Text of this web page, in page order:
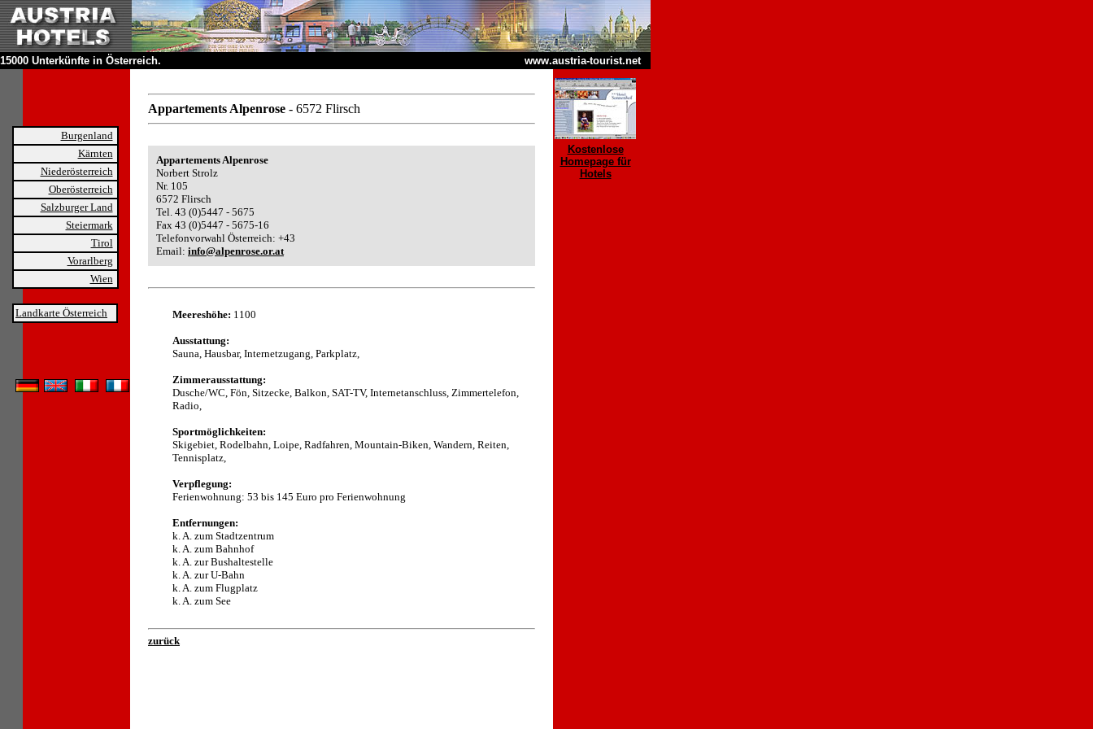
15000 Unterkünfte in Österreich. www.austria-tourist.net
Burgenland
Kärnten
Niederösterreich
Oberösterreich
Salzburger Land
Steiermark
Tirol
Vorarlberg
Wien
Landkarte Österreich
Appartements Alpenrose - 6572 Flirsch
Appartements Alpenrose
Norbert Strolz
Nr. 105
6572 Flirsch
Tel. 43 (0)5447 - 5675
Fax 43 (0)5447 - 5675-16
Telefonvorwahl Österreich: +43
Email: info@alpenrose.or.at
Meereshöhe: 1100
Ausstattung:
Sauna, Hausbar, Internetzugang, Parkplatz,
Zimmerausstattung:
Dusche/WC, Fön, Sitzecke, Balkon, SAT-TV, Internetanschluss, Zimmertelefon,
Radio,
Sportmöglichkeiten:
Skigebiet, Rodelbahn, Loipe, Radfahren, Mountain-Biken, Wandern, Reiten,
Tennisplatz,
Verpflegung:
Ferienwohnung: 53 bis 145 Euro pro Ferienwohnung
Entfernungen:
k. A. zum Stadtzentrum
k. A. zum Bahnhof
k. A. zur Bushaltestelle
k. A. zur U-Bahn
k. A. zum Flugplatz
k. A. zum See
zurück
Kostenlose
Homepage für
Hotels